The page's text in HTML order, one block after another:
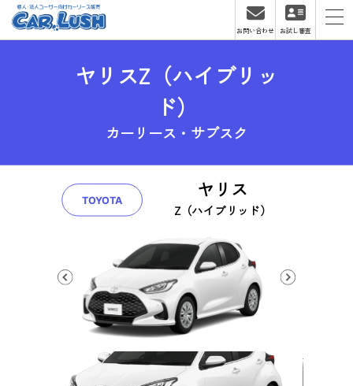
お問い合わせ お試し審査
ヤリスZ（ハイブリッ
ド）
カーリース・サブスク
TOYOTA ヤリス
Z（ハイブリッド）